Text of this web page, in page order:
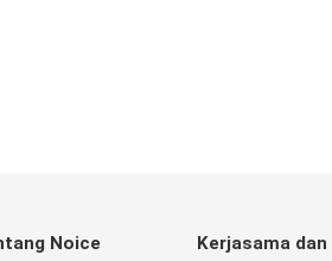
Noice Kerjasama dan